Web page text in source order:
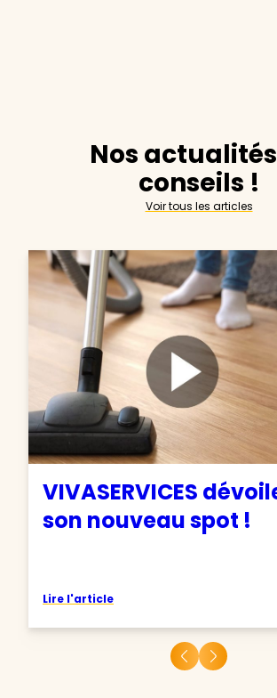
Nos
conseils !
Voir tous les articles
VIVASERVICES
son nouveau spot !
Lire l'article